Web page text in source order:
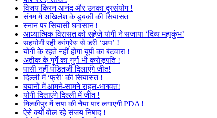
विजय किरन आनंद और उनका दुरसंयोग !
संगम मे अखिलेश के डुबकी की सियासत
स्नान पर सियासी घमासान !
आध्यात्मिक विरासत को सहेजे योगी ने सजाया ‘दिव्य महाकुंभ’
सहयोगी रही कांग्रेस से डरी ‘आप’ !
योगी के रहते नहीं होगा यूपी का बंटवारा !
अतीक के गुर्गे का गुर्गा भी करोड़पति !
पासी नहीं पंडितजी दिलाएंगे जीत!
दिल्ली में ‘फ्री’ की सियासत !
बयानों में आमने-सामने राहुल-भागवत!
योगी दिलाएंगे दिल्ली में जीत !
मिल्कीपुर में सपा की नैया पार लगाएगी PDA !
ऐसे क्यों बोल रहे संजय निषाद !